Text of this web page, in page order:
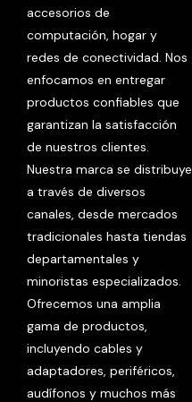
accesorios de
computación, hogar y
redes de conectividad. Nos
enfocamos en entregar
productos confiables que
garantizan la satisfacción
de nuestros clientes.
Nuestra marca se distribuye
a través de diversos
canales, desde mercados
tradicionales hasta tiendas
departamentales y
minoristas especializados.
Ofrecemos una amplia
gama de productos,
incluyendo cables y
adaptadores, periféricos,
audífonos y muchos más